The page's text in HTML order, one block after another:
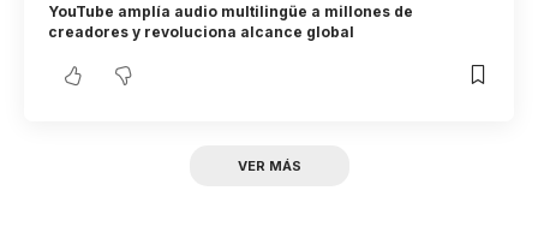
YouTube amplía audio multilingüe a millones de
creadores y revoluciona alcance global
VER MÁS